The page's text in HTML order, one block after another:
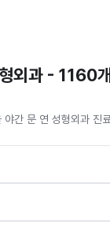
외과 - 1160
간 문 연 성형외과 진